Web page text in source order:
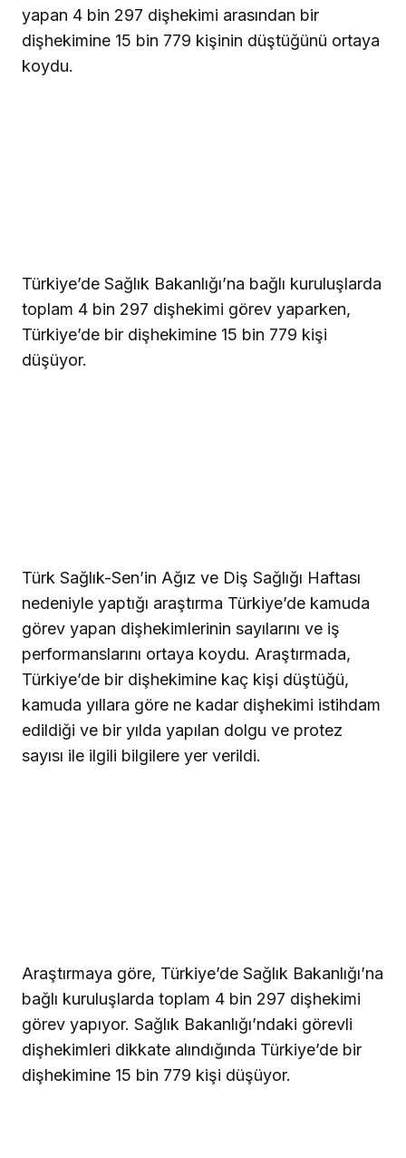
yapan 4 bin 297 dişhekimi arasından bir
dişhekimine 15 bin 779 kişinin düştüğünü ortaya
koydu.
Türkiye’de Sağlık Bakanlığı’na bağlı kuruluşlarda
toplam 4 bin 297 dişhekimi görev yaparken,
Türkiye’de bir dişhekimine 15 bin 779 kişi
düşüyor.
Türk Sağlık-Sen’in Ağız ve Diş Sağlığı Haftası
nedeniyle yaptığı araştırma Türkiye’de kamuda
görev yapan dişhekimlerinin sayılarını ve iş
performanslarını ortaya koydu. Araştırmada,
Türkiye’de bir dişhekimine kaç kişi düştüğü,
kamuda yıllara göre ne kadar dişhekimi istihdam
edildiği ve bir yılda yapılan dolgu ve protez
sayısı ile ilgili bilgilere yer verildi.
Araştırmaya göre, Türkiye’de Sağlık Bakanlığı’na
bağlı kuruluşlarda toplam 4 bin 297 dişhekimi
görev yapıyor. Sağlık Bakanlığı’ndaki görevli
dişhekimleri dikkate alındığında Türkiye’de bir
dişhekimine 15 bin 779 kişi düşüyor.